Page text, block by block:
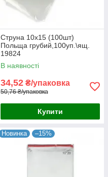
Струна 10х15 (100шт)
Польща грубий,100уп.\ящ.
19824
В наявності
34,52 ₴/упаковка
50,76 ₴/упаковка
Купити
Новинка –15%